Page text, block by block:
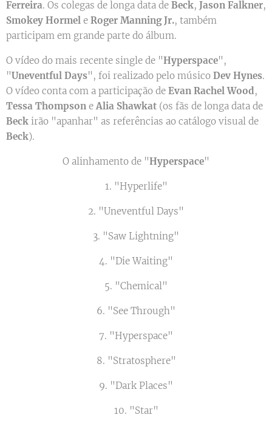
Ferreira. Os colegas de longa data de Beck, Jason Falkner,
Smokey Hormel e Roger Manning Jr., também
participam em grande parte do álbum.
O vídeo do mais recente single de "Hyperspace",
"Uneventful Days", foi realizado pelo músico Dev Hynes.
O vídeo conta com a participação de Evan Rachel Wood ,
Tessa Thompson e Alia Shawkat (os fãs de longa data de
Beck irão "apanhar" as referências ao catálogo visual de
Beck).
O alinhamento de "Hyperspace"
1. "Hyperlife"
2. "Uneventful Days"
3. "Saw Lightning"
4. "Die Waiting"
5. "Chemical"
6. "See Through"
7. "Hyperspace"
8. "Stratosphere"
9. "Dark Places"
10. "Star"